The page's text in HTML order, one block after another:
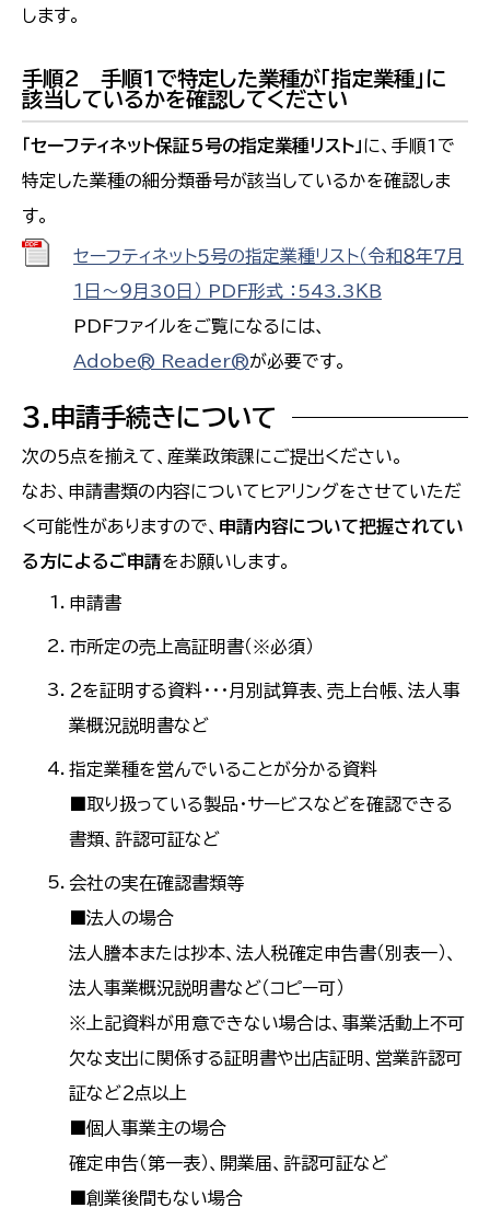
します。
手順2 手順1で特定した業種が「指定業種」に
該当しているかを確認してください
「セーフティネット保証5号の指定業種リスト」に、手順1で
特定した業種の細分類番号が該当しているかを確認しま
す。
セーフティネット５号の指定業種リスト（令和８年７月
１日～９月30日） PDF形式 ：543.3ＫＢ
PDFファイルをご覧になるには、
Adobe® Reader®が必要です。
３.申請手続きについて
次の５点を揃えて、産業政策課にご提出ください。
なお、申請書類の内容についてヒアリングをさせていただ
く可能性がありますので、 申請内容について把握されてい
る方によるご申請をお願いします。
申請書
市所定の売上高証明書（※必須）
２を証明する資料・・・月別試算表、売上台帳、法人事
業概況説明書など
指定業種を営んでいることが分かる資料
■取り扱っている製品・サービスなどを確認できる
書類、許認可証など
会社の実在確認書類等
■法人の場合
法人謄本または抄本、法人税確定申告書（別表一）、
法人事業概況説明書など（コピー可）
※上記資料が用意できない場合は、事業活動上不可
欠な支出に関係する証明書や出店証明、営業許認可
証など２点以上
■個人事業主の場合
確定申告（第一表）、開業届、許認可証など
■創業後間もない場合